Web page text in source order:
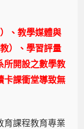
、教學媒體與
）、學習評量
所開設之數學教
卡課衝堂導致無
育課程教育專業